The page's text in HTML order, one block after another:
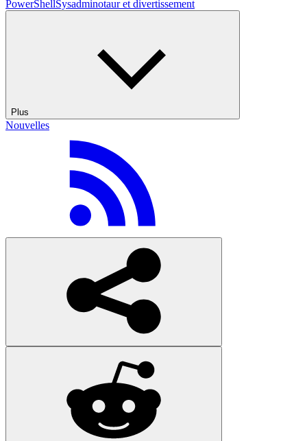
PowerShellSysadminotaur et divertissement
Plus
Nouvelles